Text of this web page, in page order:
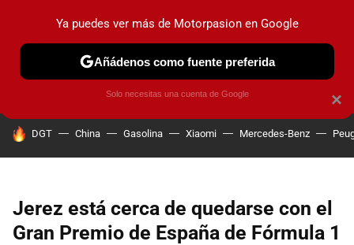
PRUEBAS COCHES ELÉCTRICOS OBSERVATORIO
HOY SE HABLA DE
DGT China Gasolina Xiaomi Mercedes-Benz
Jerez está cerca de quedarse con el
Gran Premio de España de Fórmula 1
×
Ya puedes ver más de Motorpasion en Google
Añádenos como fuente preferida
Solo necesitas una cuenta de Google